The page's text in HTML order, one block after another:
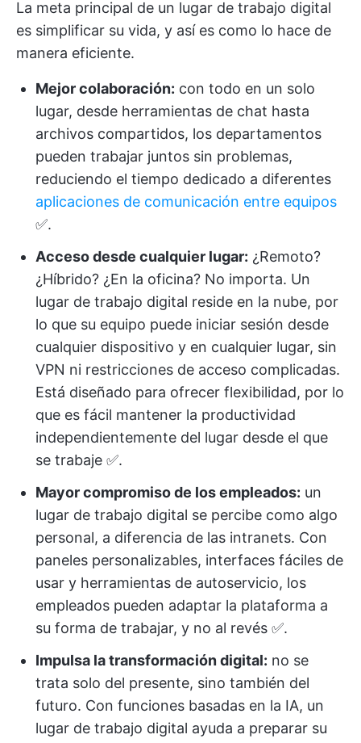
La meta principal de un lugar de trabajo digital
es simplificar su vida, y así es como lo hace de
manera eficiente.
Mejor colaboración: con todo en un solo
lugar, desde herramientas de chat hasta
archivos compartidos, los departamentos
pueden trabajar juntos sin problemas,
reduciendo el tiempo dedicado a diferentes
aplicaciones de comunicación entre equipos
✅.
Acceso desde cualquier lugar: ¿Remoto?
¿Híbrido? ¿En la oficina? No importa. Un
lugar de trabajo digital reside en la nube, por
lo que su equipo puede iniciar sesión desde
cualquier dispositivo y en cualquier lugar, sin
VPN ni restricciones de acceso complicadas.
Está diseñado para ofrecer flexibilidad, por lo
que es fácil mantener la productividad
independientemente del lugar desde el que
se trabaje ✅.
Mayor compromiso de los empleados: un
lugar de trabajo digital se percibe como algo
personal, a diferencia de las intranets. Con
paneles personalizables, interfaces fáciles de
usar y herramientas de autoservicio, los
empleados pueden adaptar la plataforma a
su forma de trabajar, y no al revés ✅.
Impulsa la transformación digital: no se
trata solo del presente, sino también del
futuro. Con funciones basadas en la IA, un
lugar de trabajo digital ayuda a preparar su